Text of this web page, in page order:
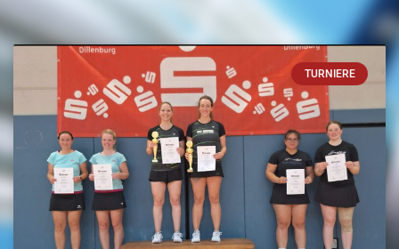
TURNIERE